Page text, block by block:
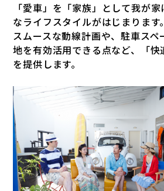
「愛車」を「家族」として我が
なライフスタイルがはじまりま
スムースな動線計画や、駐車スペ
地を有効活用できる点など、「快
を提供します。